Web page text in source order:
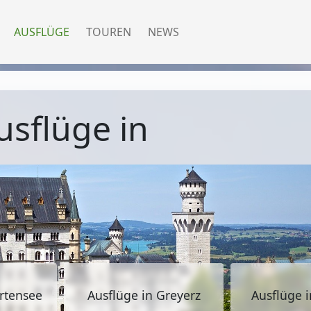
AUSFLÜGE TOUREN NEWS
in
Ausflüge in Greyerz Ausflüge